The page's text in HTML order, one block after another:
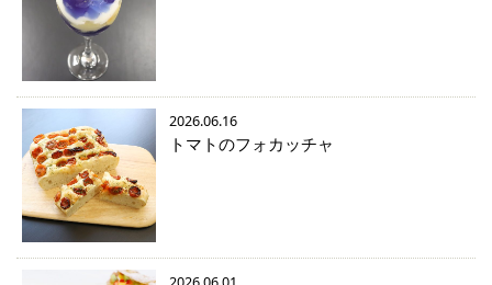
2026.06.16
トマトのフォカッチャ